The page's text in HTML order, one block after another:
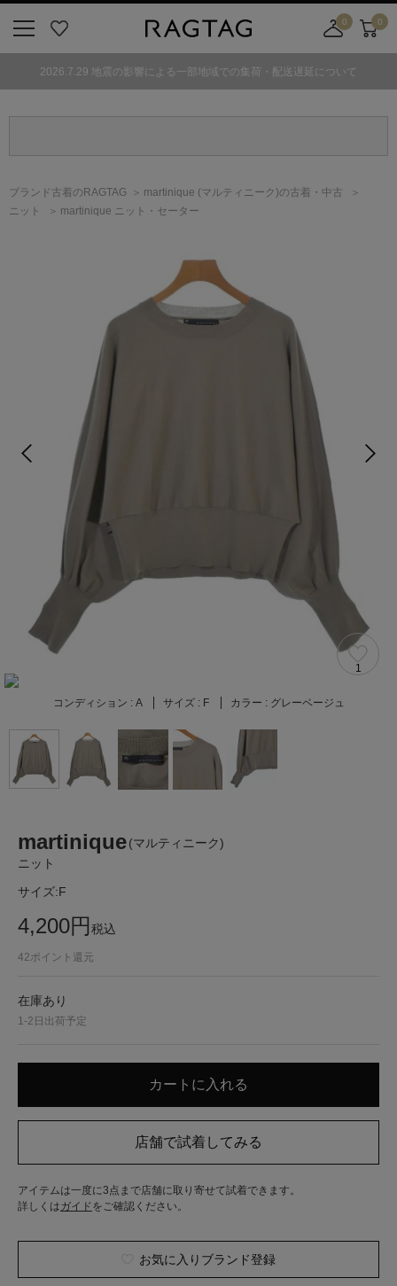
気
0
舗
カ
ト
0
2026.7.29 地震の影響による一部地域での集荷・配送遅延について
ブランド古着のRAGTAG martinique (マルティニーク)の古着・中古
ニット
martinique ニット・セーター
1
コンディション : A サイズ : F カラー : グレーベージュ
martinique(マルティニーク)
ニット
サイズ:F
4,200円税込
42ポイント還元
在庫あり
1-2日出荷予定
アイテムは一度に3点まで店舗に取り寄せて試着できます。
詳しくはガイド をご確認ください。
お気に入りブランド登録